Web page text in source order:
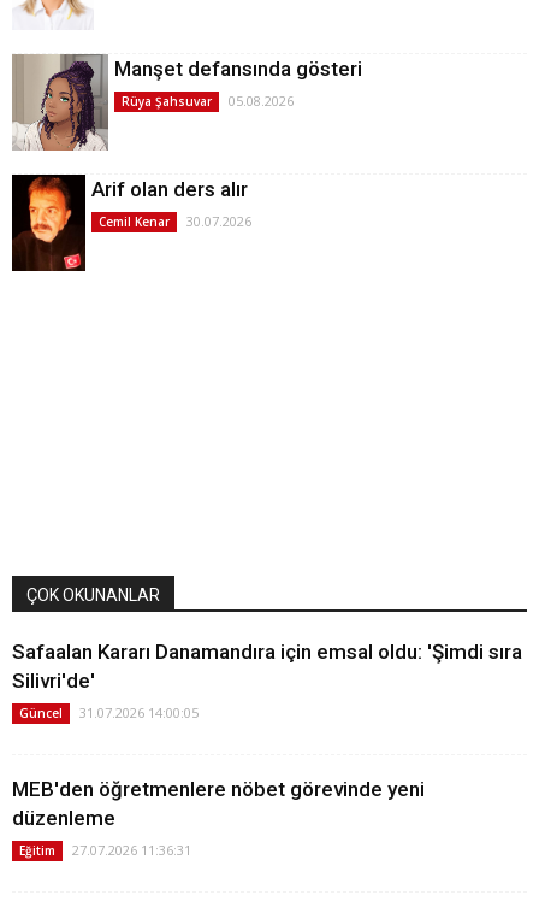
Manşet defansında gösteri
Rüya Şahsuvar 05.08.2026
Arif olan ders alır
Cemil Kenar 30.07.2026
ÇOK OKUNANLAR
Safaalan Kararı Danamandıra için emsal oldu: 'Şimdi sıra
Silivri'de'
Güncel 31.07.2026 14:00:05
MEB'den öğretmenlere nöbet görevinde yeni
düzenleme
Eğitim 27.07.2026 11:36:31